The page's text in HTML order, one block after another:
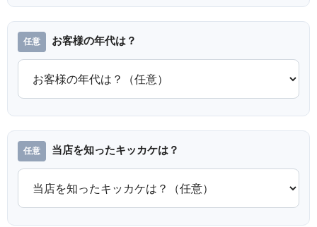
お客様の年代は？
当店を知ったキッカケは？